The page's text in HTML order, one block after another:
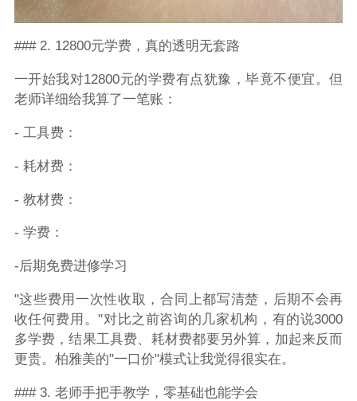
### 2. 12800元学费，真的透明无套路
一开始我对12800元的学费有点犹豫，毕竟不便宜。但
老师详细给我算了一笔账：
- 工具费：
- 耗材费：
- 教材费：
- 学费：
-后期免费进修学习
"这些费用一次性收取，合同上都写清楚，后期不会再
收任何费用。"对比之前咨询的几家机构，有的说3000
多学费，结果工具费、耗材费都要另外算，加起来反而
更贵。柏雅美的"一口价"模式让我觉得很实在。
### 3. 老师手把手教学，零基础也能学会